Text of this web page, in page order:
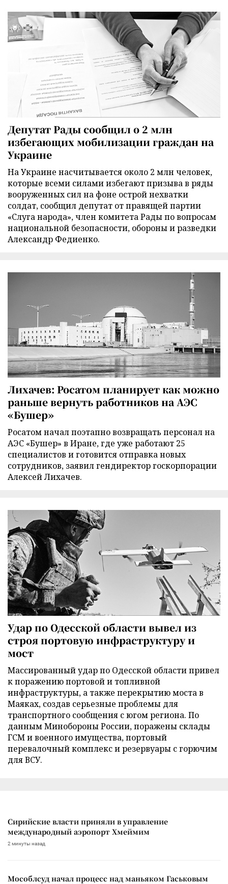
Депутат Рады сообщил о 2 млн
избегающих мобилизации граждан на
Украине
На Украине насчитывается около 2 млн человек,
которые всеми силами избегают призыва в ряды
вооруженных сил на фоне острой нехватки
солдат, сообщил депутат от правящей партии
«Слуга народа», член комитета Рады по вопросам
национальной безопасности, обороны и разведки
Александр Федиенко.
Лихачев: Росатом планирует как можно
раньше вернуть работников на АЭС
«Бушер»
Росатом начал поэтапно возвращать персонал на
АЭС «Бушер» в Иране, где уже работают 25
специалистов и готовится отправка новых
сотрудников, заявил гендиректор госкорпорации
Алексей Лихачев.
Удар по Одесской области вывел из
строя портовую инфраструктуру и
мост
Массированный удар по Одесской области привел
к поражению портовой и топливной
инфраструктуры, а также перекрытию моста в
Маяках, создав серьезные проблемы для
транспортного сообщения с югом региона. По
данным Минобороны России, поражены склады
ГСМ и военного имущества, портовый
перевалочный комплекс и резервуары с горючим
для ВСУ.
Сирийские власти приняли в управление
международный аэропорт Хмеймим
2 минуты назад
Мособлсуд начал процесс над маньяком Гаськовым